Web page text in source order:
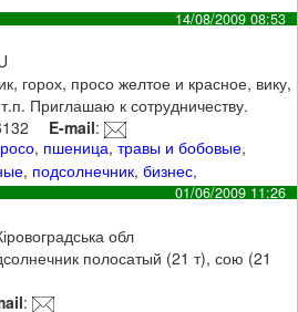
14/08/2009 08:53
горох, просо желтое и красное, вику,
Приглашаю к сотрудничеству.
E-mail:
, пшеница,травы и бобовые,
, подсолнечник,бизнес,
01/06/2009 11:26
обл
полосатый (21 т), сою (21
: